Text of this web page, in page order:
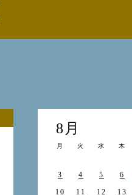
8月
月 火 水 木
3
4 5 6
10
11 12 13